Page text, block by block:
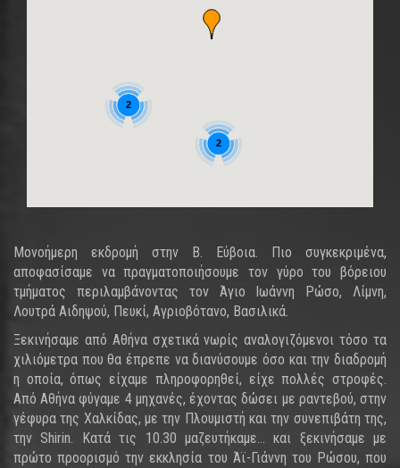
2
2
Μονοήμερη εκδρομή στην Β. Εύβοια. Πιο συγκεκριμένα,
αποφασίσαμε να πραγματοποιήσουμε τον γύρο του βόρειου
τμήματος περιλαμβάνοντας τον Άγιο Ιωάννη Ρώσο, Λίμνη,
Λουτρά Αιδηψού, Πευκί, Αγριοβότανο, Βασιλικά.
Ξεκινήσαμε από Αθήνα σχετικά νωρίς αναλογιζόμενοι τόσο τα
χιλιόμετρα που θα έπρεπε να διανύσουμε όσο και την διαδρομή
η οποία, όπως είχαμε πληροφορηθεί, είχε πολλές στροφές.
Από Αθήνα φύγαμε 4 μηχανές, έχοντας δώσει με ραντεβού, στην
γέφυρα της Χαλκίδας, με την Πλουμιστή και την συνεπιβάτη της,
την Shirin. Κατά τις 10.30 μαζευτήκαμε... και ξεκινήσαμε με
πρώτο προορισμό την εκκλησία του Άϊ-Γιάννη του Ρώσου, που